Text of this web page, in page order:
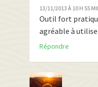
13/11/2013 À 10 H 55
Outil fort
agréable à
Répondre